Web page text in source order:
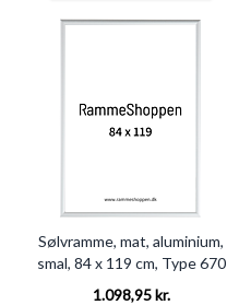
Sølvramme, mat, aluminium,
smal, 84 x 119 cm, Type 670
1.098,95 kr.